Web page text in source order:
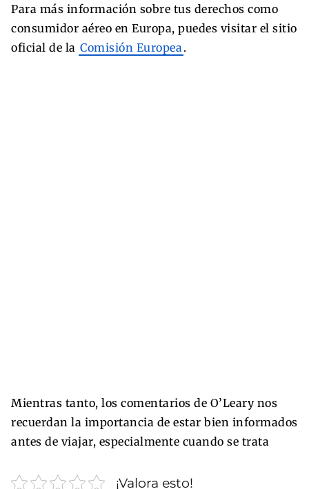
Para más información sobre tus derechos como
consumidor aéreo en Europa, puedes visitar el sitio
oficial de la Comisión Europea .
Mientras tanto, los comentarios de O’Leary nos
recuerdan la importancia de estar bien informados
antes de viajar, especialmente cuando se trata
¡Valora esto!